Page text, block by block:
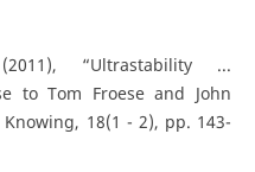
“Ultrastability ...
to Tom Froese and John
18(1 - 2), pp. 143-